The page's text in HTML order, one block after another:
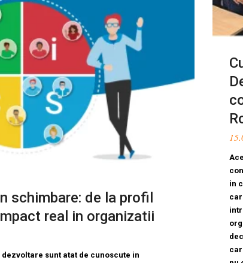
in
schimbare: de la profil
real in organizatii
sunt atat de cunoscute in